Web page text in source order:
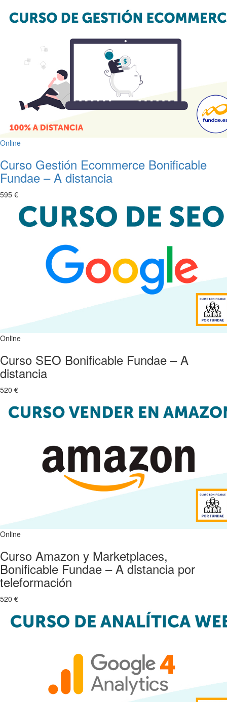
Online
Curso Gestión Ecommerce Bonificable
Fundae – A distancia
595 €
Online
Curso SEO Bonificable Fundae – A
distancia
520 €
Online
Curso Amazon y Marketplaces,
Bonificable Fundae – A distancia por
teleformación
520 €